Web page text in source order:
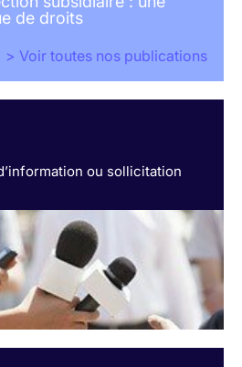
de droits
> Voir toutes nos publications
ou sollicitation